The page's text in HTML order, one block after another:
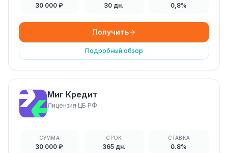
30 000 ₽ 30 дн. 0,8%
Получить
Подробный обзор
Миг Кредит
Лицензия ЦБ РФ
СУММА
30 000 ₽
СРОК
365 дн.
СТАВКА
0.8%